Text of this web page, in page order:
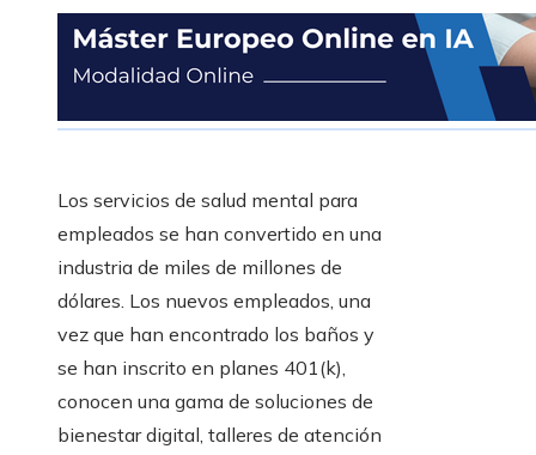
Los servicios de salud mental para
empleados se han convertido en una
industria de miles de millones de
dólares. Los nuevos empleados, una
vez que han encontrado los baños y
se han inscrito en planes 401(k),
conocen una gama de soluciones de
bienestar digital, talleres de atención